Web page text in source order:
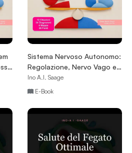
Sistema Nervoso Autonomo:
Regolazione, Nervo Vago e
Resilienza allo Stress
Ino A.I. Saage
E-Book